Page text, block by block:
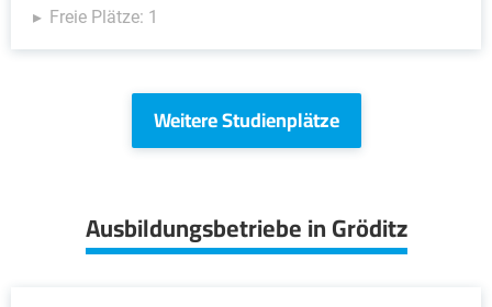
Freie Plätze: 1
Weitere Studienplätze
Ausbildungsbetriebe in Gröditz